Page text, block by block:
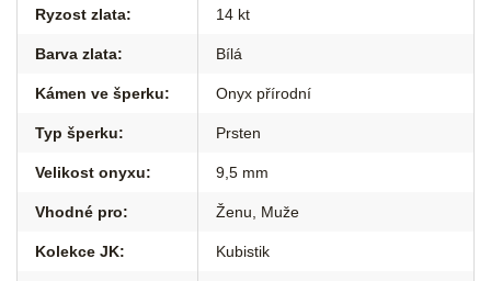
Ryzost zlata: 14 kt
Barva zlata: Bílá
Kámen ve šperku: Onyx přírodní
Typ šperku: Prsten
Velikost onyxu: 9,5 mm
Vhodné pro: Ženu Muže
Kolekce JK: Kubistik